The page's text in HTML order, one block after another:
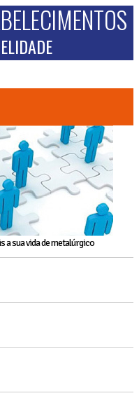
a sua vida de metalúrgico